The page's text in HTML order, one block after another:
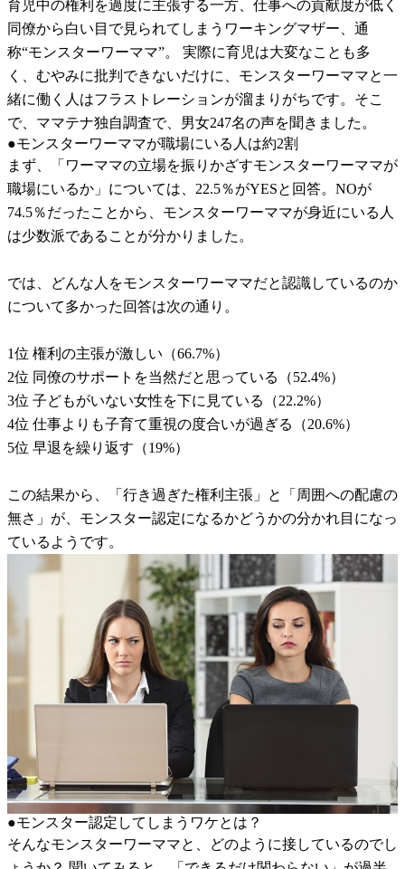
育児中の権利を過度に主張する一方、仕事への貢献度が低く
同僚から白い目で見られてしまうワーキングマザー、通
称“モンスターワーママ”。 実際に育児は大変なことも多
く、むやみに批判できないだけに、モンスターワーママと一
緒に働く人はフラストレーションが溜まりがちです。そこ
で、ママテナ独自調査で、男女247名の声を聞きました。
●モンスターワーママが職場にいる人は約2割
まず、「ワーママの立場を振りかざすモンスターワーママが
職場にいるか」については、22.5％がYESと回答。NOが
74.5％だったことから、モンスターワーママが身近にいる人
は少数派であることが分かりました。
では、どんな人をモンスターワーママだと認識しているのか
について多かった回答は次の通り。
1位 権利の主張が激しい（66.7%）
2位 同僚のサポートを当然だと思っている（52.4%）
3位 子どもがいない女性を下に見ている（22.2%）
4位 仕事よりも子育て重視の度合いが過ぎる（20.6%）
5位 早退を繰り返す（19%）
この結果から、「行き過ぎた権利主張」と「周囲への配慮の
無さ」が、モンスター認定になるかどうかの分かれ目になっ
ているようです。
●モンスター認定してしまうワケとは？
そんなモンスターワーママと、どのように接しているのでし